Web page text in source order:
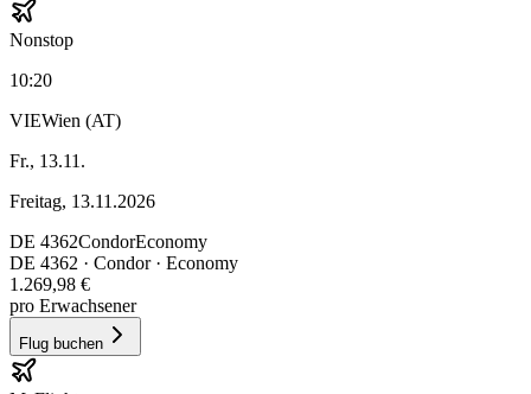
Nonstop
10:20
VIEWien (AT)
Fr., 13.11.
Freitag, 13.11.2026
DE 4362CondorEconomy
DE 4362 · Condor· Economy
1.269,98 €
pro Erwachsener
Flug buchen